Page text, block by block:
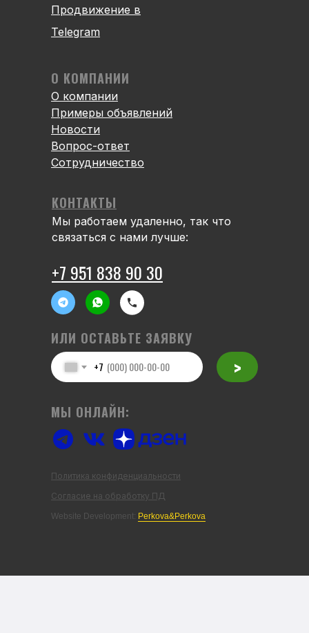
Продвижение в
Telegram
О КОМПАНИИ
О компании
Примеры объявлений
Новости
Вопрос-ответ
Сотрудничество
Политика конфиденциальности
Согласие на обработку ПД
Website Development: Perkova&Perkova
+7 >
ИЛИ ОСТАВЬТЕ ЗАЯВКУ
МЫ ОНЛАЙН:
КОНТАКТЫ
Мы работаем удаленно, так что
связаться с нами лучше:
+7 951 838 90 30